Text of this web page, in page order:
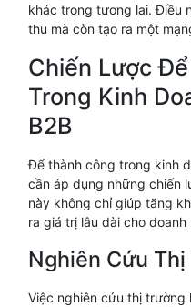
khác trong tương lai. Điều
thu mà còn tạo ra một
Chiến Lược
Trong Kinh
B2B
Để thành công trong kinh
cần áp dụng những chiến
này không chỉ giúp tăng
ra giá trị lâu dài cho doanh
Nghiên Cứu
Việc nghiên cứu thị